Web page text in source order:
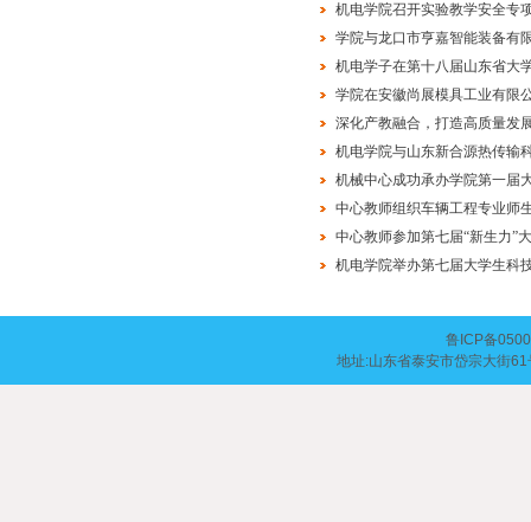
机电学院召开实验教学安全专
学院与龙口市亨嘉智能装备有
机电学子在第十八届山东省大
学院在安徽尚展模具工业有限
深化产教融合，打造高质量
机电学院与山东新合源热传输
机械中心成功承办学院第一届
中心教师组织车辆工程专业师
中心教师参加第七届“新生力”
机电学院举办第七届大学生科
鲁ICP备
地址:山东省泰安市岱宗大街